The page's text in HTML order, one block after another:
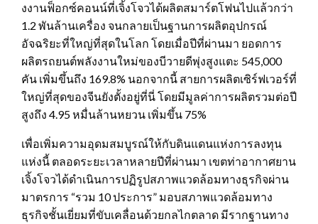
งงานฟ็อกซ์คอนน์ที่เจิ้งโจวได้ผลิตสมาร์ตโฟนไปแล้วกว่า
1.2 พันล้านเครื่อง จนกลายเป็นฐานการผลิตอุปกรณ์
อัจฉริยะที่ใหญ่ที่สุดในโลก โดยเมื่อปีที่ผ่านมา ยอดการ
ผลิตรถยนต์พลังงานใหม่ของบีวายดีพุ่งสูงแตะ 545,000
คัน เพิ่มขึ้นถึง 169.8% นอกจากนี้ สายการผลิตเซิร์ฟเวอร์ที่
ใหญ่ที่สุดของจีนยังตั้งอยู่ที่นี่ โดยมีมูลค่าการผลิตรวมต่อปี
สูงถึง 4.95 หมื่นล้านหยวน เพิ่มขึ้น 75%
เพื่อเพิ่มความอุดมสมบูรณ์ให้กับดินแดนแห่งการลงทุน
แห่งนี้ ตลอดระยะเวลาหลายปีที่ผ่านมา เขตท่าอากาศยาน
เจิ้งโจวได้ดำเนินการปฏิรูปสภาพแวดล้อมทางธุรกิจผ่าน
มาตรการ “รวม 10 ประการ” มอบสภาพแวดล้อมทาง
ธุรกิจชั้นเยี่ยมที่ขับเคลื่อนด้วยกลไกตลาด มีรากฐานทาง